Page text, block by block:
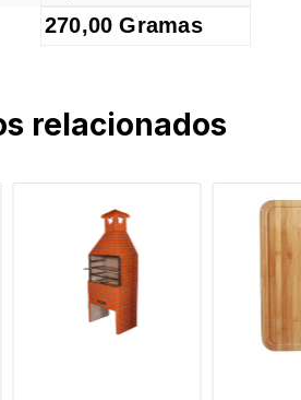
270,00 Gramas
relacionados